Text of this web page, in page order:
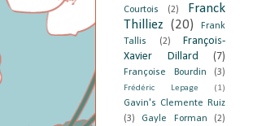
Courtois
(2)
Franck
Thilliez (20)
Frank
Tallis
(2)
François-
Xavier Dillard
(7)
Françoise Bourdin (3)
Frédéric Lepage (1)
Gavin's Clemente Ruiz
(3)
Gayle Forman (2)